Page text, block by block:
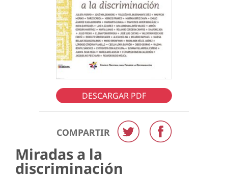
DESCARGAR PDF
COMPARTIR
Miradas a la
discriminación